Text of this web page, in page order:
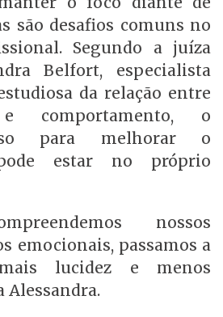
são desafios comuns no
Segundo a juíza
Belfort, especialista
da relação entre
e comportamento, o
para melhorar o
estar no próprio
nossos
emocionais, passamos a
lucidez e menos
Alessandra.